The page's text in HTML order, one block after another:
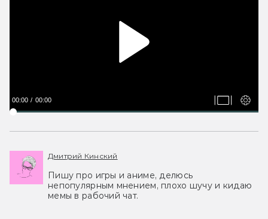
00:00 00:00
Дмитрий Кинский
Пишу про игры и аниме, делюсь
непопулярным мнением, плохо шучу и кидаю
мемы в рабочий чат.